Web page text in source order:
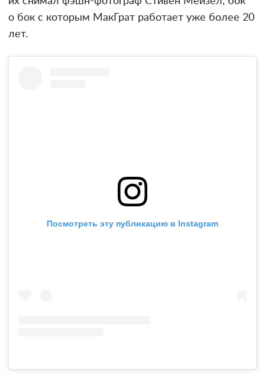
о бок с которым МакГрат работает уже более 20
лет.
Посмотреть эту публикацию в Instagram